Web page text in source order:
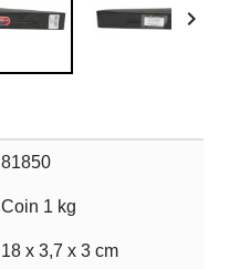

81850
Coin 1 kg
18 x 3,7 x 3 cm